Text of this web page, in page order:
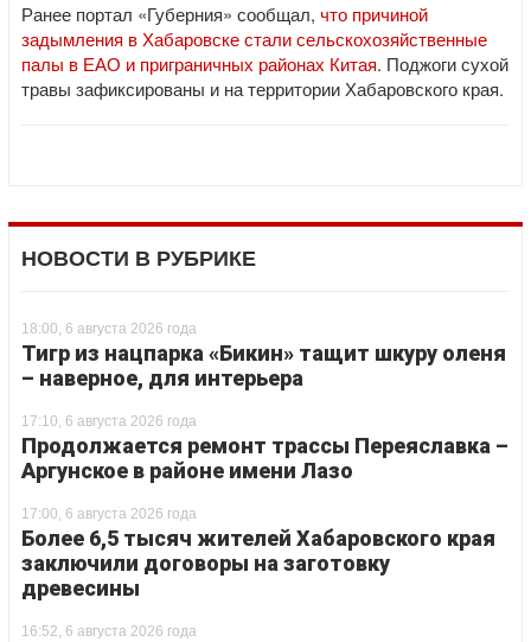
Ранее портал «Губерния» сообщал, что причиной
задымления в Хабаровске стали сельскохозяйственные
палы в ЕАО и приграничных районах Китая. Поджоги сухой
травы зафиксированы и на территории Хабаровского края.
НОВОСТИ В РУБРИКЕ
18:00, 6 августа 2026 года
Тигр из нацпарка «Бикин» тащит шкуру оленя
– наверное, для интерьера
17:10, 6 августа 2026 года
Продолжается ремонт трассы Переяславка –
Аргунское в районе имени Лазо
17:00, 6 августа 2026 года
Более 6,5 тысяч жителей Хабаровского края
заключили договоры на заготовку
древесины
16:52, 6 августа 2026 года